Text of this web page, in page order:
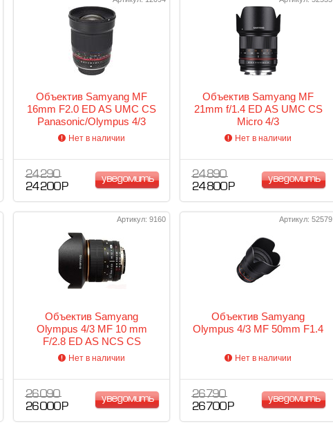
Объектив Samyang MF
16mm F2.0 ED AS UMC CS
Panasonic/Olympus 4/3
Нет в наличии
24 290
24 200 Р
уведомить
Объектив Samyang MF
21mm f/1.4 ED AS UMC CS
Micro 4/3
Нет в наличии
24 890
24 800 Р
уведомить
Артикул: 9160
Объектив Samyang
Olympus 4/3 MF 10 mm
F/2.8 ED AS NCS CS
Нет в наличии
26 090
26 000 Р
уведомить
Артикул: 52579
Объектив Samyang
Olympus 4/3 MF 50mm F1.4
Нет в наличии
26 790
26 700 Р
уведомить